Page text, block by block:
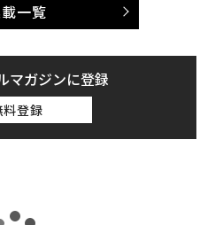
一覧
マガジンに登録
料登録